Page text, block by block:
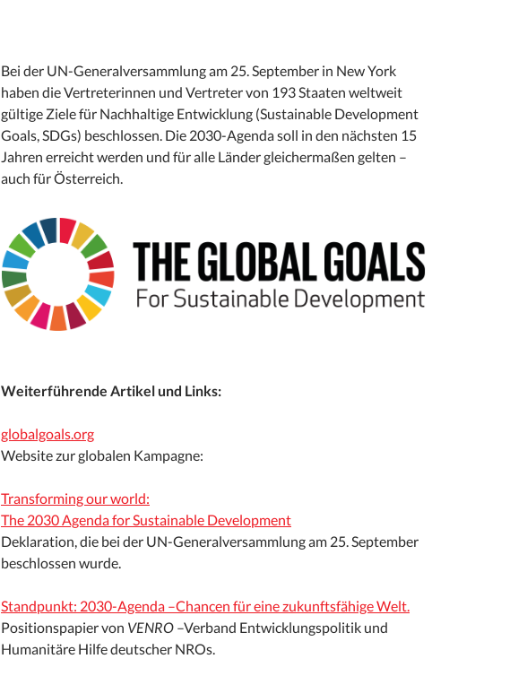
Bei der UN-Generalversammlung am 25. September in New York
haben die Vertreterinnen und Vertreter von 193 Staaten weltweit
gültige Ziele für Nachhaltige Entwicklung (Sustainable Development
Goals, SDGs) beschlossen. Die 2030-Agenda soll in den nächsten 15
Jahren erreicht werden und für alle Länder gleichermaßen gelten –
auch für Österreich.
Weiterführende Artikel und Links:
globalgoals.org
Website zur globalen Kampagne:
Transforming our world:
The 2030 Agenda for Sustainable Development
Deklaration, die bei der UN-Generalversammlung am 25. September
beschlossen wurde.
Standpunkt: 2030-Agenda –Chancen für eine zukunftsfähige Welt.
Positionspapier von VENRO –Verband Entwicklungspolitik und
Humanitäre Hilfe deutscher NROs.